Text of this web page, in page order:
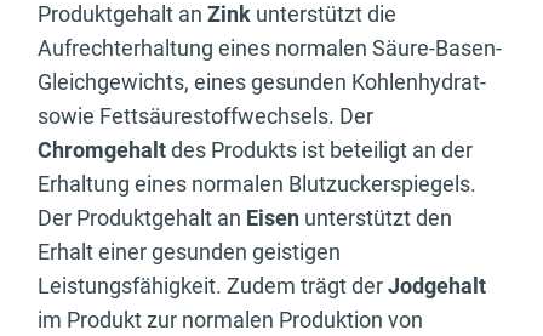
Produktgehalt an Zink unterstützt die
Aufrechterhaltung eines normalen Säure-Basen-
Gleichgewichts, eines gesunden Kohlenhydrat-
sowie Fettsäurestoffwechsels. Der
Chromgehaltdes Produkts ist beteiligt an der
Erhaltung eines normalen Blutzuckerspiegels.
Der Produktgehalt an Eisen unterstützt den
Erhalt einer gesunden geistigen
Leistungsfähigkeit. Zudem trägt derJodgehalt
im Produkt zur normalen Produktion von